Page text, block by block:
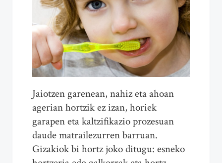
Jaiotzen garenean, nahiz eta ahoan
agerian hortzik ez izan, horiek
garapen eta kaltzifikazio prozesuan
daude matrailezurren barruan.
Gizakiok bi hortz joko ditugu: esneko